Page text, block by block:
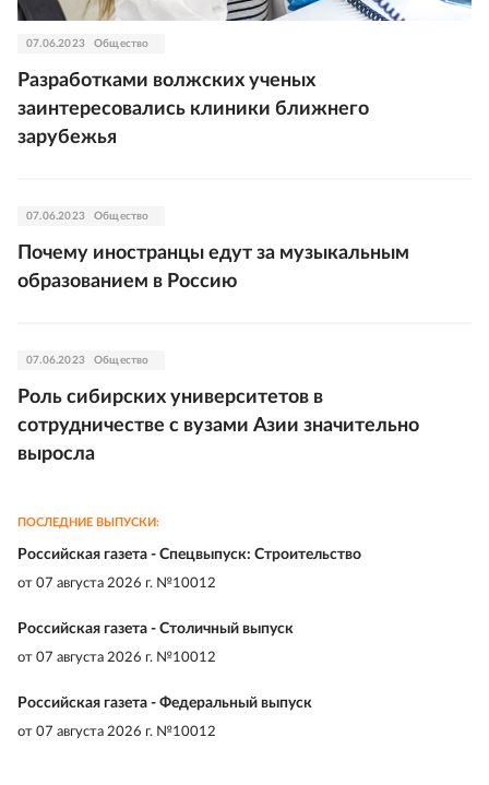
07.06.2023 Общество
Разработками волжских ученых
заинтересовались клиники ближнего
зарубежья
07.06.2023 Общество
Почему иностранцы едут за музыкальным
образованием в Россию
07.06.2023 Общество
Роль сибирских университетов в
сотрудничестве с вузами Азии значительно
выросла
ПОСЛЕДНИЕ ВЫПУСКИ:
Российская газета - Спецвыпуск: Строительство
от 07 августа 2026 г. №10012
Российская газета - Столичный выпуск
от 07 августа 2026 г. №10012
Российская газета - Федеральный выпуск
от 07 августа 2026 г. №10012